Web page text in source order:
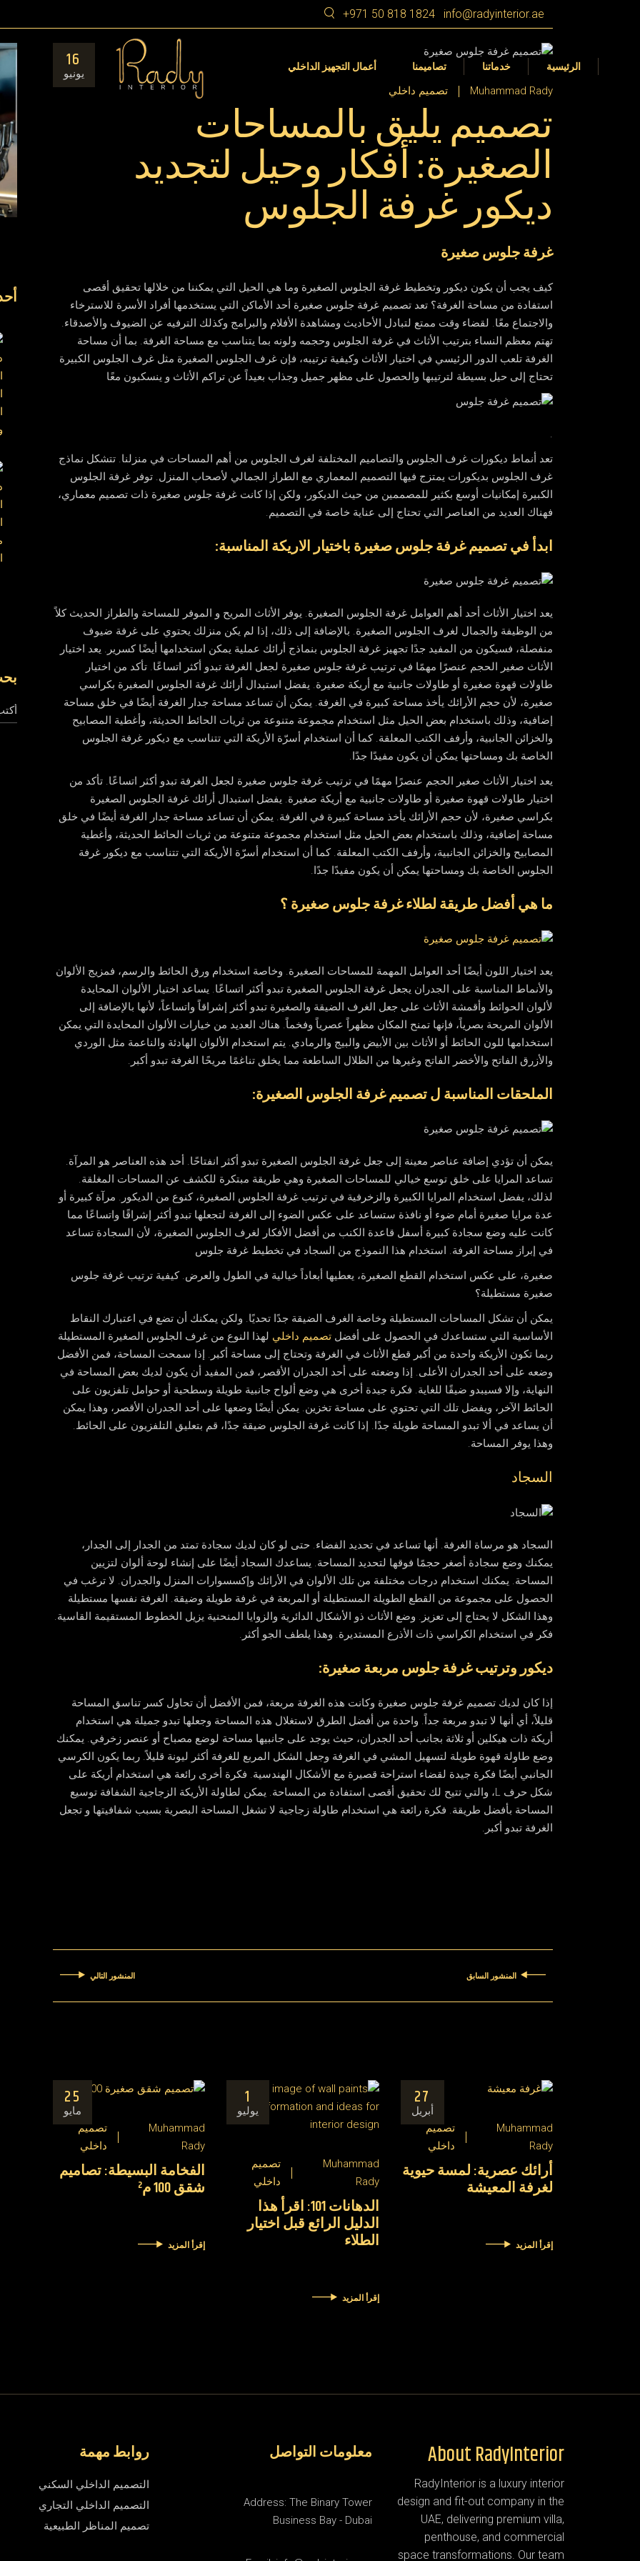
info@radyinterior.ae
+971 50 818 1824
الرئيسية خدماتنا
التصميم الداخلي
التجهيز الداخلي
تصميم المناظر الطبيعية في الأمارات
تصاميمنا
التصميم الداخلي
التصميم الداخلي 360 VR
أعمال التجهيز الداخلي
Dubai
الشارقة
رأس الخيمة
العين
التجهيز الداخلي
تصميم المناظر الطبيعية في الأمارات
التصميم الداخلي 360 VR
الشارقة
عجمان
رأس الخيمة
أم القيوين
أبوظبي
العين
16
يونيو
Muhammad Rady
تصميم داخلي
تصميم يليق بالمساحات
الصغيرة: أفكار وحيل لتجديد
ديكور غرفة الجلوس
غرفة جلوس صغيرة
كيف يجب أن يكون ديكور وتخطيط غرفة الجلوس الصغيرة وما هي الحيل التي يمكننا من خلالها تحقيق أقصى
استفادة من مساحة الغرفة؟ تعد تصميم غرفة جلوس صغيرة أحد الأماكن التي يستخدمها أفراد الأسرة للاسترخاء
والاجتماع معًا. لقضاء وقت ممتع لتبادل الأحاديث ومشاهدة الأفلام والبرامج وكذلك الترفيه عن الضيوف والأصدقاء.
تهتم معظم النساء بترتيب الأثاث في غرفة الجلوس وحجمه ولونه بما يتناسب مع مساحة الغرفة. بما أن مساحة
الغرفة تلعب الدور الرئيسي في اختيار الأثاث وكيفية ترتيبه، فإن غرف الجلوس الصغيرة مثل غرف الجلوس الكبيرة
تحتاج إلى حيل بسيطة لترتيبها والحصول على مظهر جميل وجذاب بعيداً عن تراكم الأثاث و ينسكبون معًا
.
تعد أنماط ديكورات غرف الجلوس والتصاميم المختلفة لغرف الجلوس من أهم المساحات في منزلنا. تتشكل نماذج
غرف الجلوس بديكورات يمتزج فيها التصميم المعماري مع الطراز الجمالي لأصحاب المنزل. توفر غرفة الجلوس
الكبيرة إمكانيات أوسع بكثير للمصممين من حيث الديكور، ولكن إذا كانت غرفة جلوس صغيرة ذات تصميم معماري،
فهناك العديد من العناصر التي تحتاج إلى عناية خاصة في التصميم.
ابدأ في تصميم غرفة جلوس صغيرة باختيار الاريكة المناسبة:
يعد اختيار الأثاث أحد أهم العوامل غرفة الجلوس الصغيرة. يوفر الأثاث المريح و الموفر للمساحة والطراز الحديث كلاً
من الوظيفة والجمال لغرف الجلوس الصغيرة. بالإضافة إلى ذلك، إذا لم يكن منزلك يحتوي على غرفة ضيوف
منفصلة، ​​فسيكون من المفيد جدًا تجهيز غرفة الجلوس بنماذج أرائك عملية يمكن استخدامها أيضًا كسرير. يعد اختيار
الأثاث صغير الحجم عنصرًا مهمًا في ترتيب غرفة جلوس صغيرة لجعل الغرفة تبدو أكثر اتساعًا. تأكد من اختيار
طاولات قهوة صغيرة أو طاولات جانبية مع أريكة صغيرة. يفضل استبدال أرائك غرفة الجلوس الصغيرة بكراسي
صغيرة، لأن حجم الأرائك يأخذ مساحة كبيرة في الغرفة. يمكن أن تساعد مساحة جدار الغرفة أيضًا في خلق مساحة
إضافية، وذلك باستخدام بعض الحيل مثل استخدام مجموعة متنوعة من ثريات الحائط الحديثة، وأغطية المصابيح
والخزائن الجانبية، وأرفف الكتب المعلقة. كما أن استخدام أسرّة الأريكة التي تتناسب مع ديكور غرفة الجلوس
الخاصة بك ومساحتها يمكن أن يكون مفيدًا جدًا.
يعد اختيار الأثاث صغير الحجم عنصرًا مهمًا في ترتيب غرفة جلوس صغيرة لجعل الغرفة تبدو أكثر اتساعًا. تأكد من
اختيار طاولات قهوة صغيرة أو طاولات جانبية مع أريكة صغيرة. يفضل استبدال أرائك غرفة الجلوس الصغيرة
بكراسي صغيرة، لأن حجم الأرائك يأخذ مساحة كبيرة في الغرفة. يمكن أن تساعد مساحة جدار الغرفة أيضًا في خلق
مساحة إضافية، وذلك باستخدام بعض الحيل مثل استخدام مجموعة متنوعة من ثريات الحائط الحديثة، وأغطية
المصابيح والخزائن الجانبية، وأرفف الكتب المعلقة. كما أن استخدام أسرّة الأريكة التي تتناسب مع ديكور غرفة
الجلوس الخاصة بك ومساحتها يمكن أن يكون مفيدًا جدًا.
ما هي أفضل طريقة لطلاء غرفة جلوس صغيرة ؟
يعد اختيار اللون أيضًا أحد العوامل المهمة للمساحات الصغيرة. وخاصة استخدام ورق الحائط والرسم، فمزيج الألوان
والأنماط المناسبة على الجدران يجعل غرفة الجلوس الصغيرة تبدو أكثر اتساعًا. يساعد اختيار الألوان المحايدة
لألوان الحوائط وأقمشة الأثاث على جعل الغرف الضيقة والصغيرة تبدو أكثر إشراقاً واتساعاً، لأنها بالإضافة إلى
الألوان المريحة بصرياً، فإنها تمنح المكان مظهراً عصرياً وفخماً. هناك العديد من خيارات الألوان المحايدة التي يمكن
استخدامها للون الحائط أو الأثاث بين الأبيض والبيج والرمادي. يتم استخدام الألوان الهادئة والناعمة مثل الوردي
والأزرق الفاتح والأخضر الفاتح وغيرها من الظلال الساطعة مما يخلق تناغمًا مريحًا الغرفة تبدو أكبر.
الملحقات المناسبة ل تصميم غرفة الجلوس الصغيرة:
يمكن أن تؤدي إضافة عناصر معينة إلى جعل غرفة الجلوس الصغيرة تبدو أكثر انفتاحًا. أحد هذه العناصر هو المرآة.
تساعد المرايا على خلق توسع خيالي للمساحات الصغيرة وهي طريقة مبتكرة للكشف عن المساحات المغلقة.
لذلك، يفضل استخدام المرايا الكبيرة والزخرفية في ترتيب غرفة الجلوس الصغيرة، كنوع من الديكور. مرآة كبيرة أو
عدة مرايا صغيرة أمام ضوء أو نافذة ستساعد على عكس الضوء إلى الغرفة لتجعلها تبدو أكثر إشراقًا واتساعًا مما
كانت عليه وضع سجادة كبيرة أسفل قاعدة الكنب من أفضل الأفكار لغرف الجلوس الصغيرة، لأن السجادة تساعد
في إبراز مساحة الغرفة. استخدام هذا النموذج من السجاد في تخطيط غرفة جلوس
صغيرة، على عكس استخدام القطع الصغيرة، يعطيها أبعاداً خيالية في الطول والعرض.كيفية ترتيب غرفة جلوس
صغيرة مستطيلة؟
يمكن أن تشكل المساحات المستطيلة وخاصة الغرف الضيقة جدًا تحديًا. ولكن يمكنك أن تضع في اعتبارك النقاط
الأساسية التي ستساعدك في الحصول على أفضل تصميم داخلي لهذا النوع من غرف الجلوس الصغيرة المستطيلة
ربما تكون الأريكة واحدة من أكبر قطع الأثاث في الغرفة وتحتاج إلى مساحة أكبر. إذا سمحت المساحة، فمن الأفضل
وضعه على أحد الجدران الأعلى. إذا وضعته على أحد الجدران الأقصر، فمن المفيد أن يكون لديك بعض المساحة في
النهاية، وإلا فسيبدو ضيقًا للغاية. فكرة جيدة أخرى هي وضع ألواح جانبية طويلة وسطحية أو حوامل تلفزيون على
الحائط الآخر، ويفضل تلك التي تحتوي على مساحة تخزين. يمكن أيضًا وضعها على أحد الجدران الأقصر، وهذا يمكن
أن يساعد في ألا تبدو المساحة طويلة جدًا. إذا كانت غرفة الجلوس ضيقة جدًا، قم بتعليق التلفزيون على الحائط.
وهذا يوفر المساحة.
السجاد
السجاد هو مرساة الغرفة. أنها تساعد في تحديد الفضاء. حتى لو كان لديك سجادة تمتد من الجدار إلى الجدار،
يمكنك وضع سجادة أصغر حجمًا فوقها لتحديد المساحة. يساعدك السجاد أيضًا على إنشاء لوحة ألوان لتزيين
المساحة. يمكنك استخدام درجات مختلفة من تلك الألوان في الأرائك وإكسسوارات المنزل والجدران. لا ترغب في
الحصول على مجموعة من القطع الطويلة المستطيلة أو المربعة في غرفة طويلة وضيقة. الغرفة نفسها مستطيلة
وهذا الشكل لا يحتاج إلى تعزيز. وضع الأثاث ذو الأشكال الدائرية والزوايا المنحنية يزيل الخطوط المستقيمة القاسية.
فكر في استخدام الكراسي ذات الأذرع المستديرة. وهذا يلطف الجو أكثر.
ديكور وترتيب غرفة جلوس مربعة صغيرة:
إذا كان لديك تصميم غرفة جلوس صغيرة وكانت هذه الغرفة مربعة، فمن الأفضل أن تحاول كسر تناسق المساحة
قليلاً، أي أنها لا تبدو مربعة جداً. واحدة من أفضل الطرق لاستغلال هذه المساحة وجعلها تبدو جميلة هي استخدام
أريكة ذات هيكلين أو ثلاثة بجانب أحد الجدران، حيث يوجد على جانبيها مساحة لوضع مصباح أو عنصر زخرفي. يمكنك
وضع طاولة قهوة طويلة لتسهيل المشي في الغرفة وجعل الشكل المربع للغرفة أكثر ليونة قليلاً. ربما يكون الكرسي
الجانبي أيضًا فكرة جيدة لقضاء استراحة قصيرة مع الأشكال الهندسية. فكرة أخرى رائعة هي استخدام أريكة على
شكل حرف L، والتي تتيح لك تحقيق أقصى استفادة من المساحة. يمكن لطاولة الأريكة الزجاجية الشفافة توسيع
المساحة بأفضل طريقة. فكرة رائعة هي استخدام طاولة زجاجية لا تشغل المساحة البصرية بسبب شفافيتها و تجعل
الغرفة تبدو أكبر.
المنشور السابق المنشور التالي
27
أبريل
Muhammad
Rady
تصميم
داخلي
أرائك عصرية: لمسة حيوية
لغرفة المعيشة
إقرأ المزيد
1
يوليو
Muhammad
Rady
تصميم
داخلي
الدهانات 101: اقرأ هذا
الدليل الرائع قبل اختيار
الطلاء
إقرأ المزيد
25
مايو
Muhammad
Rady
تصميم
داخلي
الفخامة البسيطة: تصاميم
شقق 100 م²
إقرأ المزيد
About RadyInterior
RadyInterior is a luxury interior
design and fit-out company in the
UAE, delivering premium villa,
penthouse, and commercial
space transformations. Our team
معلومات التواصل
Address: The Binary Tower
Business Bay - Dubai
روابط مهمة
التصميم الداخلي السكني
التصميم الداخلي التجاري
تصميم المناظر الطبيعية